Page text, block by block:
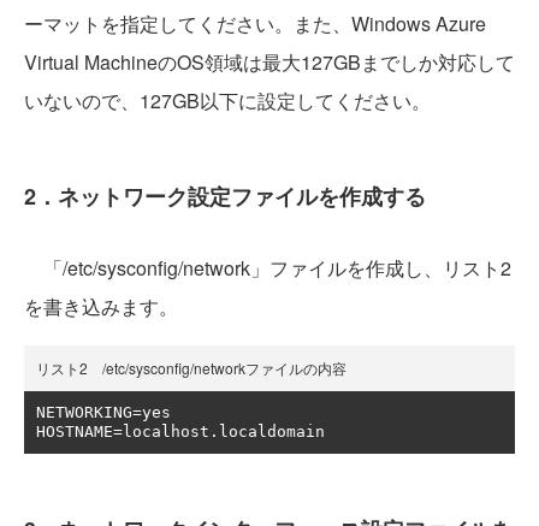
ーマットを指定してください。また、Windows Azure
Virtual MachineのOS領域は最大127GBまでしか対応して
いないので、127GB以下に設定してください。
2．ネットワーク設定ファイルを作成する
「/etc/sysconfig/network」ファイルを作成し、リスト2
を書き込みます。
リスト2 /etc/sysconfig/networkファイルの内容
NETWORKING=yes
HOSTNAME= localhost . localdomain